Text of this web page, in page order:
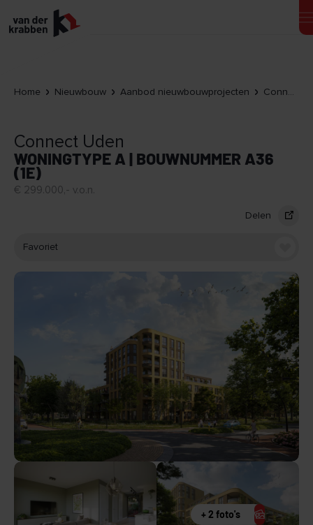
Home Nieuwbouw Aanbod nieuwbouwprojecten Connect Uden
Connect Uden
WONINGTYPE A | BOUWNUMMER A36
(1E)
€ 299.000,- v.o.n.
Delen
Favoriet
+ 2 foto's